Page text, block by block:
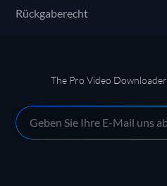
Rückgaberecht
The Pro Video Downloader